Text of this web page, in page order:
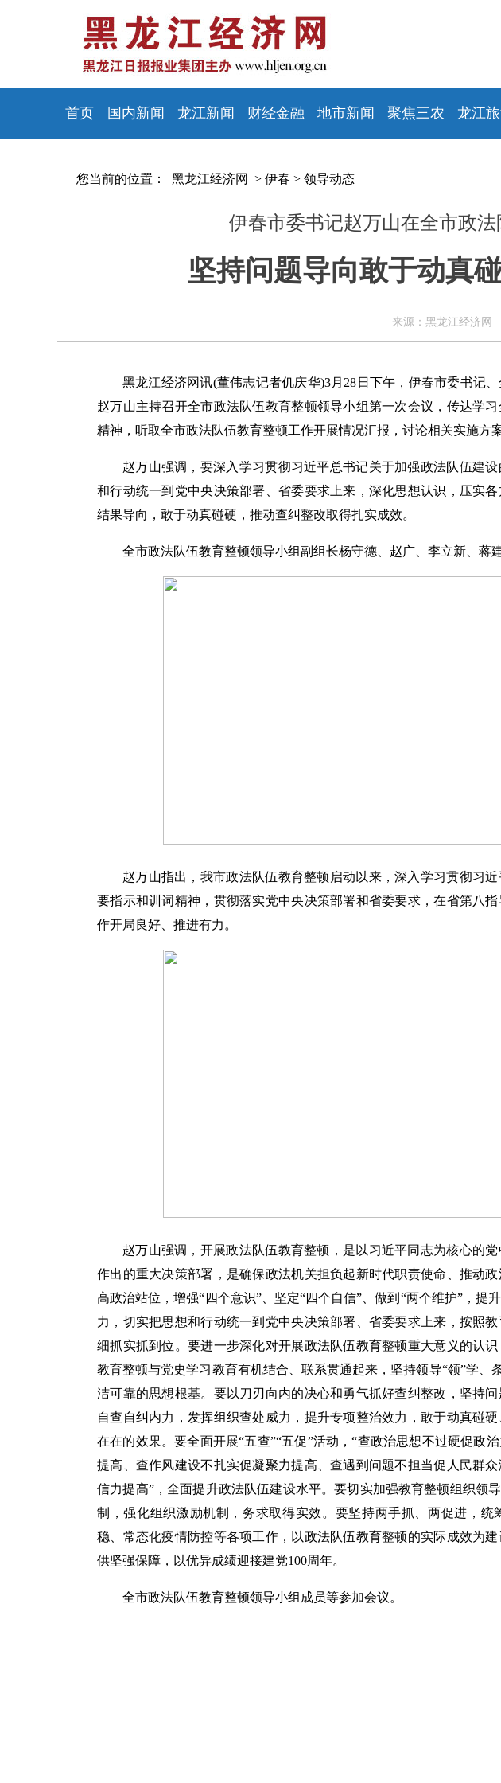
首页 国内新闻 龙江新闻 财经金融 地市新闻 聚焦三农 龙江
您当前的位置： 黑龙江经济网 > 伊春 > 领导动态
伊春市委书记赵万山在全市政
坚持问题导向敢于动真
来源：黑龙江经济
黑龙江经济网讯(董伟志记者仉庆华)3月28日下午，伊春市委书记
赵万山主持召开全市政法队伍教育整顿领导小组第一次会议，传达学
精神，听取全市政法队伍教育整顿工作开展情况汇报，讨论相关实施方
赵万山强调，要深入学习贯彻习近平总书记关于加强政法队伍建
和行动统一到党中央决策部署、省委要求上来，深化思想认识，压实各
结果导向，敢于动真碰硬，推动查纠整改取得扎实成效。
全市政法队伍教育整顿领导小组副组长杨守德、赵广、李立新、蒋
赵万山指出，我市政法队伍教育整顿启动以来，深入学习贯彻习
要指示和训词精神，贯彻落实党中央决策部署和省委要求，在省第八
作开局良好、推进有力。
赵万山强调，开展政法队伍教育整顿，是以习近平同志为核心的
作出的重大决策部署，是确保政法机关担负起新时代职责使命、推动
高政治站位，增强“四个意识”、坚定“四个自信”、做到“两个维护”，提
力，切实把思想和行动统一到党中央决策部署、省委要求上来，按照
细抓实抓到位。要进一步深化对开展政法队伍教育整顿重大意义的认
教育整顿与党史学习教育有机结合、联系贯通起来，坚持领导“领”学、
洁可靠的思想根基。要以刀刃向内的决心和勇气抓好查纠整改，坚持
自查自纠内力，发挥组织查处威力，提升专项整治效力，敢于动真碰
在在的效果。要全面开展“五查”“五促”活动，“查政治思想不过硬促政
提高、查作风建设不扎实促凝聚力提高、查遇到问题不担当促人民群
信力提高”，全面提升政法队伍建设水平。要切实加强教育整顿组织领
制，强化组织激励机制，务求取得实效。要坚持两手抓、两促进，统
稳、常态化疫情防控等各项工作，以政法队伍教育整顿的实际成效为
供坚强保障，以优异成绩迎接建党100周年。
全市政法队伍教育整顿领导小组成员等参加会议。